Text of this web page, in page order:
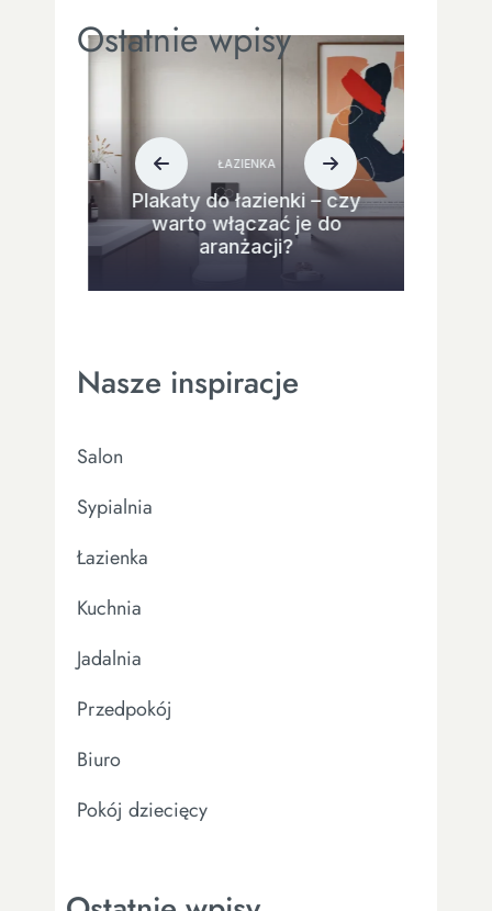
Ostatnie wpisy
ŁAZIENKA
Plakaty do łazienki – czy
warto włączać je do
aranżacji?
Nasze inspiracje
Salon
Sypialnia
Łazienka
Kuchnia
Jadalnia
Przedpokój
Biuro
Pokój dziecięcy